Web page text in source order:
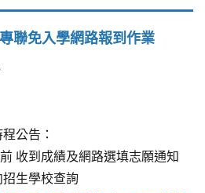
聯免入學網路報到作業
公告：
收到成績及網路選填志願通知
生學校查詢